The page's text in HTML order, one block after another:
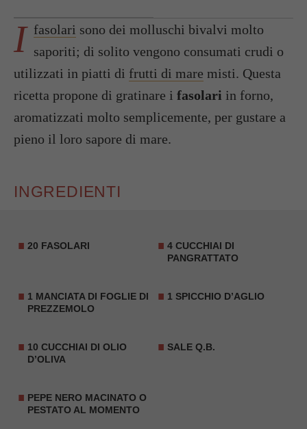
I fasolari sono dei molluschi bivalvi molto
saporiti; di solito vengono consumati crudi o
utilizzati in piatti di frutti di mare misti. Questa
ricetta propone di gratinare i fasolari in forno,
aromatizzati molto semplicemente, per gustare a
pieno il loro sapore di mare.
INGREDIENTI
20 FASOLARI
4 CUCCHIAI DI
PANGRATTATO
1 MANCIATA DI FOGLIE DI
PREZZEMOLO
1 SPICCHIO D’AGLIO
10 CUCCHIAI DI OLIO
D’OLIVA
SALE Q.B.
PEPE NERO MACINATO O
PESTATO AL MOMENTO